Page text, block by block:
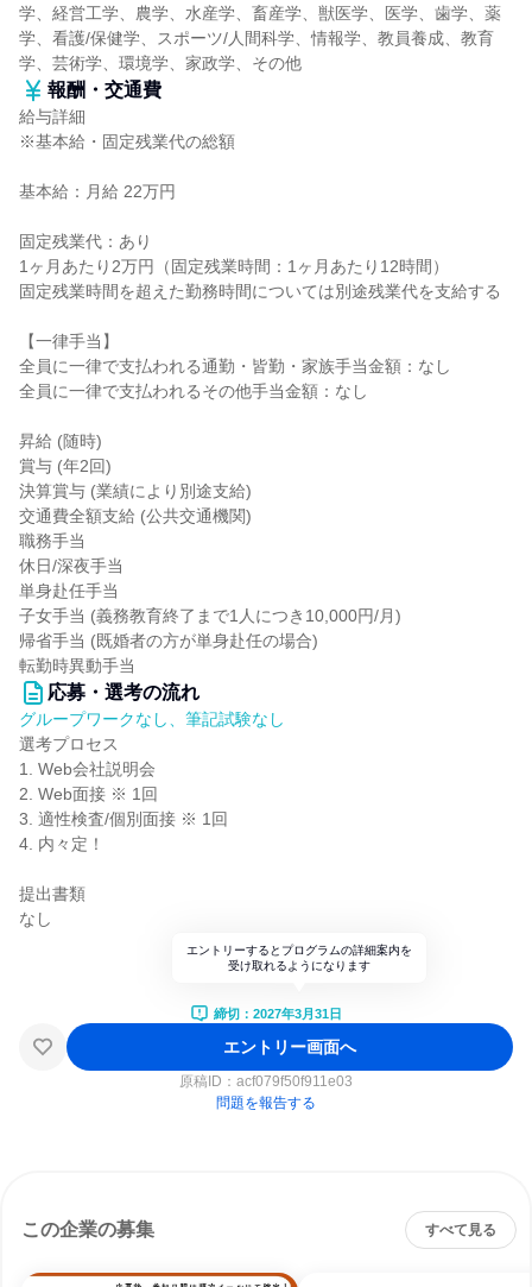
学、経営工学、農学、水産学、畜産学、獣医学、医学、歯学、薬
学、看護/保健学、スポーツ/人間科学、情報学、教員養成、教育
学、芸術学、環境学、家政学、その他
報酬・交通費
給与詳細
※基本給・固定残業代の総額
基本給：月給 22万円
固定残業代：あり
1ヶ月あたり2万円（固定残業時間：1ヶ月あたり12時間）
固定残業時間を超えた勤務時間については別途残業代を支給する
【一律手当】
全員に一律で支払われる通勤・皆勤・家族手当金額：なし
全員に一律で支払われるその他手当金額：なし
昇給 (随時)
賞与 (年2回)
決算賞与 (業績により別途支給)
交通費全額支給 (公共交通機関)
職務手当
休日/深夜手当
単身赴任手当
子女手当 (義務教育終了まで1人につき10,000円/月)
帰省手当 (既婚者の方が単身赴任の場合)
転勤時異動手当
応募・選考の流れ
グループワークなし、筆記試験なし
選考プロセス
1. Web会社説明会
2. Web面接 ※ 1回
3. 適性検査/個別面接 ※ 1回
4. 内々定！
提出書類
なし
エントリーするとプログラムの詳細案内を
受け取れるようになります
締切：2027年3月31日
エントリー画面へ
原稿ID： acf079f50f911e03
問題を報告する
この企業の募集 すべて見る